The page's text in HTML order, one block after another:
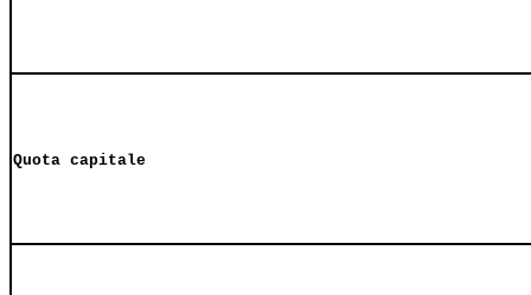
Quota capitale